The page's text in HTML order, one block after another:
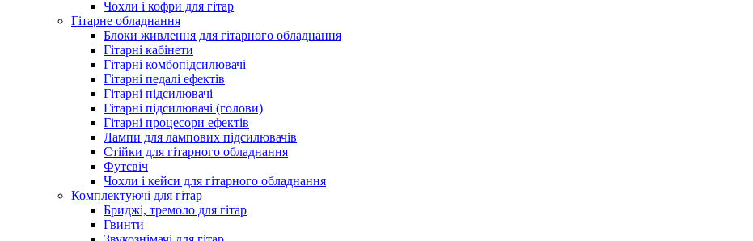
Чохли і кофри для гітар
Гітарне обладнання
Блоки живлення для гітарного обладнання
Гітарні кабінети
Гітарні комбопідсилювачі
Гітарні педалі ефектів
Гітарні підсилювачі
Гітарні підсилювачі (голови)
Гітарні процесори ефектів
Лампи для лампових підсилювачів
Стійки для гітарного обладнання
Футсвіч
Чохли і кейси для гітарного обладнання
Комплектуючі для гітар
Бриджі, тремоло для гітар
Гвинти